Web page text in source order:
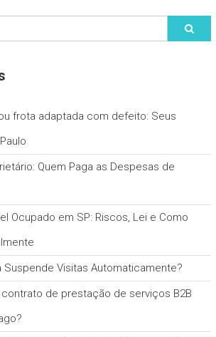
frota adaptada com defeito: Seus
Quem Paga as Despesas de
Ocupado em SP: Riscos, Lei e Como
Suspende Visitas Automaticamente?
de prestação de serviços B2B